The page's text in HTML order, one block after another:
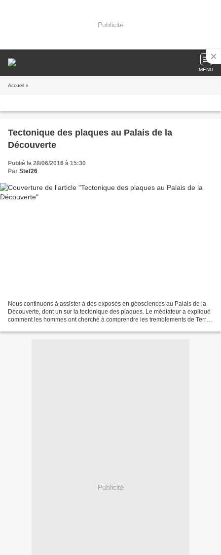
Publicité
MENU
Accueil »
Tectonique des plaques au Palais de la
Découverte
Publié le 28/06/2016 à 15:30
Par Stef26
Nous continuons à assister à des exposés en géosciences au Palais de la
Découverte, dont un sur la tectonique des plaques. Le médiateur a expliqué
comment les hommes ont cherché à comprendre les tremblements de Terre
Publicité